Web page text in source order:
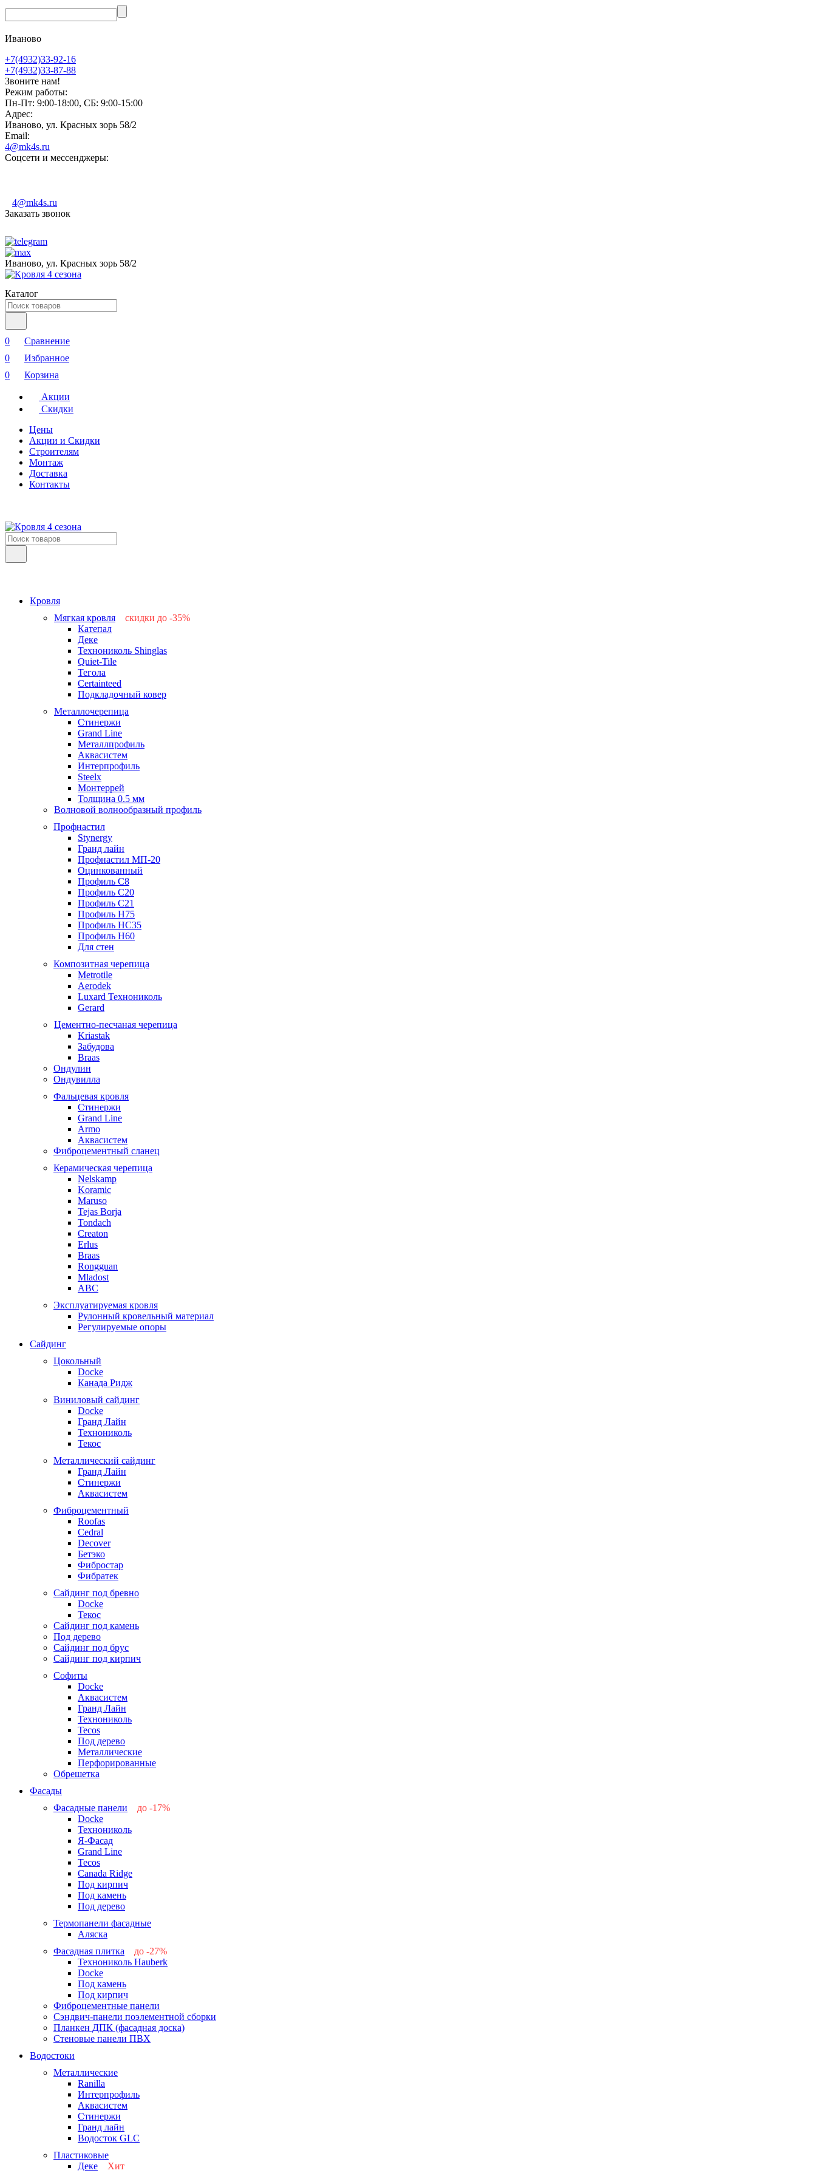
Иваново
+7(4932)33-92-16
+7(4932)33-87-88
Звоните нам!
Режим работы:
Пн-Пт: 9:00-18:00, СБ: 9:00-15:00
Адрес:
Иваново, ул. Красных зорь 58/2
Email:
4@mk4s.ru
Соцсети и мессенджеры:
4@mk4s.ru
Заказать звонок
Иваново, ул. Красных зорь 58/2
Каталог
0
Сравнение
0
Избранное
0
Корзина
Акции
Скидки
Цены
Акции и Скидки
Строителям
Монтаж
Доставка
Контакты
Кровля
Мягкая кровля
скидки до -35%
Катепал
Деке
Технониколь Shinglas
Quiet-Tile
Тегола
Certainteed
Подкладочный ковер
Металлочерепица
Стинержи
Grand Line
Металлпрофиль
Аквасистем
Интерпрофиль
Steelx
Монтеррей
Толщина 0.5 мм
Волновой волнообразный профиль
Профнастил
Stynergy
Гранд лайн
Профнастил МП-20
Оцинкованный
Профиль С8
Профиль С20
Профиль С21
Профиль Н75
Профиль НС35
Профиль Н60
Для стен
Композитная черепица
Metrotile
Aerodek
Luxard Технониколь
Gerard
Цементно-песчаная черепица
Kriastak
Забудова
Braas
Ондулин
Ондувилла
Фальцевая кровля
Стинержи
Grand Line
Armo
Аквасистем
Фиброцементный сланец
Керамическая черепица
Nelskamp
Koramic
Maruso
Tejas Borja
Tondach
Creaton
Erlus
Braas
Rongguan
Mladost
ABC
Эксплуатируемая кровля
Рулонный кровельный материал
Регулируемые опоры
Сайдинг
Цокольный
Docke
Канада Ридж
Виниловый сайдинг
Docke
Гранд Лайн
Технониколь
Текос
Металлический сайдинг
Гранд Лайн
Стинержи
Аквасистем
Фиброцементный
Roofas
Cedral
Decover
Бетэко
Фибростар
Фибратек
Сайдинг под бревно
Docke
Текос
Сайдинг под камень
Под дерево
Сайдинг под брус
Сайдинг под кирпич
Софиты
Docke
Аквасистем
Гранд Лайн
Технониколь
Tecos
Под дерево
Металлические
Перфорированные
Обрешетка
Фасады
Фасадные панели
до -17%
Docke
Технониколь
Я-Фасад
Grand Line
Tecos
Canada Ridge
Под кирпич
Под камень
Под дерево
Термопанели фасадные
Аляска
Фасадная плитка
до -27%
Технониколь Hauberk
Docke
Под камень
Под кирпич
Фиброцементные панели
Сэндвич-панели поэлементной сборки
Планкен ДПК (фасадная доска)
Стеновые панели ПВХ
Водостоки
Металлические
Ranilla
Интерпрофиль
Аквасистем
Стинержи
Гранд лайн
Водосток GLC
Пластиковые
Деке
Хит